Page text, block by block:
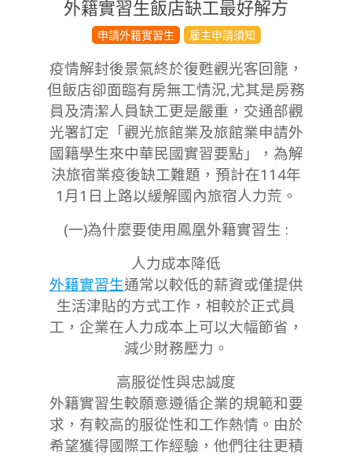
外籍實習生飯店缺工最好解方
23
申請外籍實習生 雇主申請須知
疫情解封後景氣終於復甦觀光客回籠，
但飯店卻面臨有房無工情況,尤其是房務
員及清潔人員缺工更是嚴重，交通部觀
光署訂定「觀光旅館業及旅館業申請外
國籍學生來中華民國實習要點」，為解
決旅宿業疫後缺工難題，預計在114年
1月1日上路以緩解國內旅宿人力荒。
(一)為什麼要使用鳳凰外籍實習生 :
⼈⼒成本降低
外籍實習⽣通常以較低的薪資或僅提供
⽣活津貼的⽅式⼯作，相較於正式員
⼯，企業在⼈⼒成本上可以⼤幅節省，
減少財務壓⼒。
⾼服從性與忠誠度
外籍實習⽣較願意遵循企業的規範和要
求，有較高的服從性和⼯作熱情。由於
希望獲得國際⼯作經驗，他們往往更積